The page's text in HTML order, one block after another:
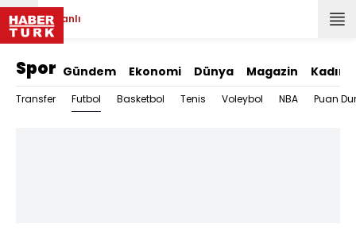
Canlı
Spor Gündem Ekonomi Dünya Magazin Kadın
Transfer Futbol Basketbol Tenis Voleybol NBA Puan